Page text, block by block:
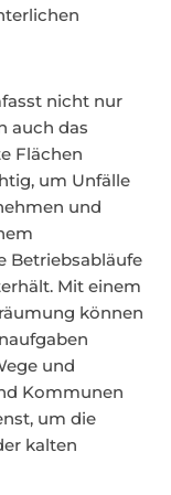
nicht nur
auch das
Flächen
um Unfälle
und
Betriebsabläufe
Mit einem
können
und
Kommunen
um die
kalten